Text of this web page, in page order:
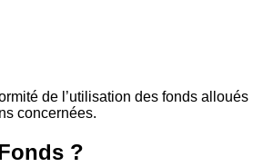
de l’utilisation des fonds alloués
concernées.
?